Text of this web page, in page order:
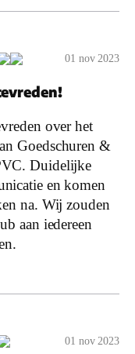
01 nov 2023
over het
Goedschuren &
Duidelijke
en komen
na. Wij zouden
aan iedereen
01 nov 2023